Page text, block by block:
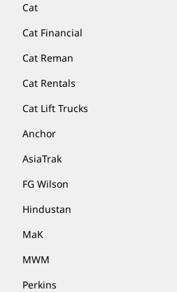
Cat
Cat Financial
Cat Reman
Cat Rentals
Cat Lift Trucks
Anchor
AsiaTrak
FG Wilson
Hindustan
MaK
MWM
Perkins